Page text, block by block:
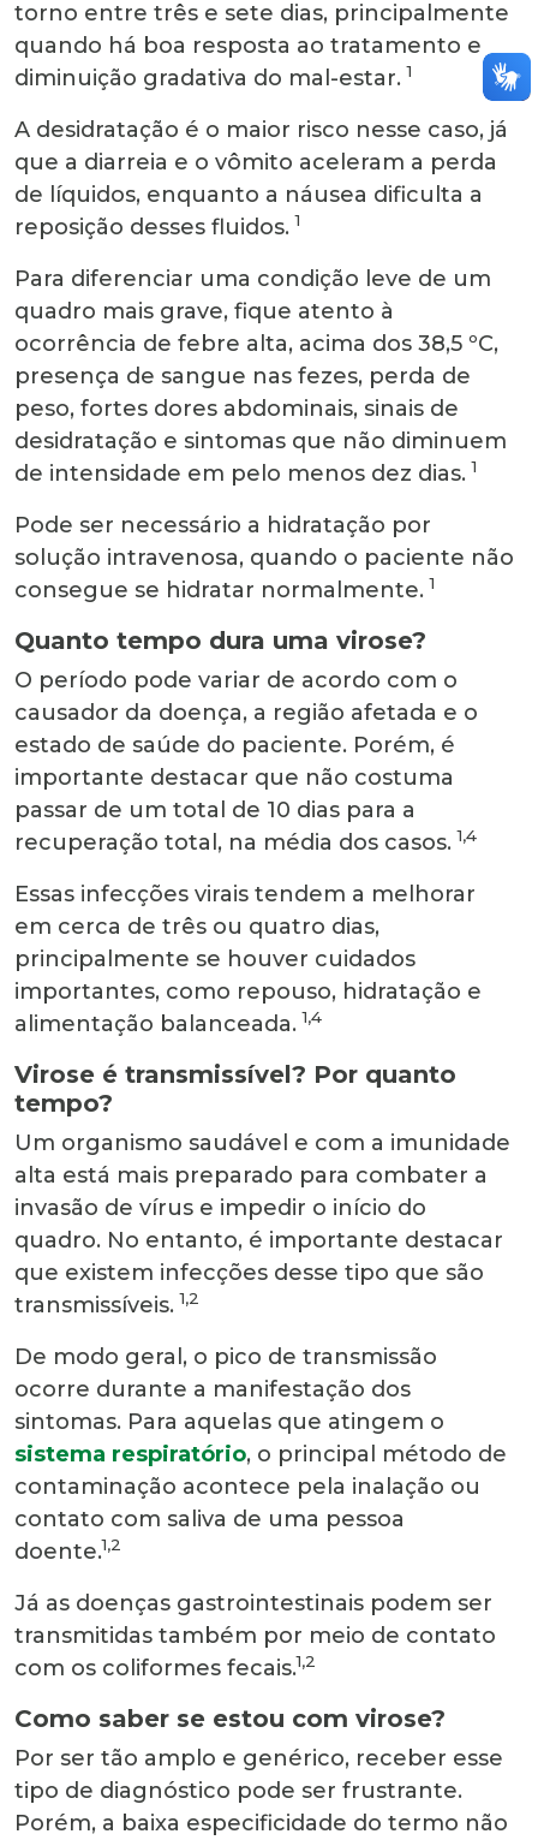
torno entre três e sete dias, principalmente
quando há boa resposta ao tratamento e
diminuição gradativa do mal-estar. 1
A desidratação é o maior risco nesse caso, já
que a diarreia e o vômito aceleram a perda
de líquidos, enquanto a náusea dificulta a
reposição desses fluidos. 1
Para diferenciar uma condição leve de um
quadro mais grave, fique atento à
ocorrência de febre alta, acima dos 38,5 ºC,
presença de sangue nas fezes, perda de
peso, fortes dores abdominais, sinais de
desidratação e sintomas que não diminuem
de intensidade em pelo menos dez dias. 1
Pode ser necessário a hidratação por
solução intravenosa, quando o paciente não
consegue se hidratar normalmente. 1
Quanto tempo dura uma virose?
O período pode variar de acordo com o
causador da doença, a região afetada e o
estado de saúde do paciente. Porém, é
importante destacar que não costuma
passar de um total de 10 dias para a
recuperação total, na média dos casos. 1,4
Essas infecções virais tendem a melhorar
em cerca de três ou quatro dias,
principalmente se houver cuidados
importantes, como repouso, hidratação e
alimentação balanceada. 1,4
Virose é transmissível? Por quanto
tempo?
Um organismo saudável e com a imunidade
alta está mais preparado para combater a
invasão de vírus e impedir o início do
quadro. No entanto, é importante destacar
que existem infecções desse tipo que são
transmissíveis. 1,2
De modo geral, o pico de transmissão
ocorre durante a manifestação dos
sintomas. Para aquelas que atingem o
sistema respiratório, o principal método de
contaminação acontece pela inalação ou
contato com saliva de uma pessoa
doente.1,2
Já as doenças gastrointestinais podem ser
transmitidas também por meio de contato
com os coliformes fecais.1,2
Como saber se estou com virose?
Por ser tão amplo e genérico, receber esse
tipo de diagnóstico pode ser frustrante.
Porém, a baixa especificidade do termo não